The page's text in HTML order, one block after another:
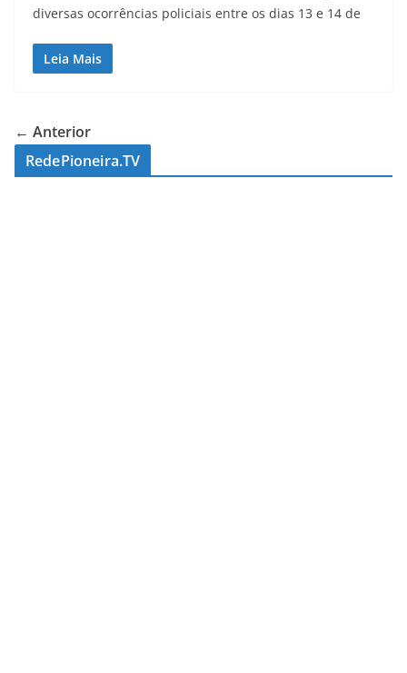
diversas ocorrências policiais entre os dias 13 e 14 de
Leia Mais
← Anterior
RedePioneira.TV